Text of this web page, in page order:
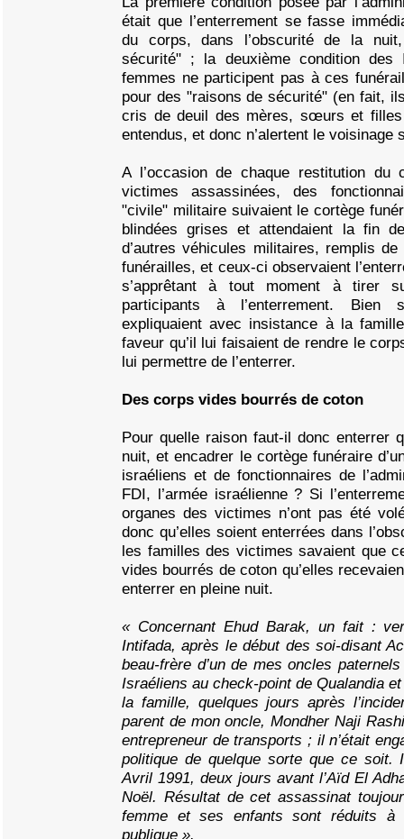
était que l’enterrement se fasse
du corps, dans l’obscurité de la
sécurité" ; la deuxième condition des
femmes ne participent pas à ces
pour des "raisons de sécurité" (en fait,
cris de deuil des mères, sœurs et
entendus, et donc n’alertent le voisinage
A l’occasion de chaque restitution du
victimes assassinées, des
"civile" militaire suivaient le cortège
blindées grises et attendaient la fin de
d’autres véhicules militaires, remplis
funérailles, et ceux-ci observaient
s’apprêtant à tout moment à tirer
participants à l’enterrement. Bien
expliquaient avec insistance à la
faveur qu’il lui faisaient de rendre le
lui permettre de l’enterrer.
Des corps vides bourrés de coton
Pour quelle raison faut-il donc enterrer
nuit, et encadrer le cortège funéraire
israéliens et de fonctionnaires de
FDI, l’armée israélienne ? Si
organes des victimes n’ont pas été
donc qu’elles soient enterrées dans
les familles des victimes savaient que
vides bourrés de coton qu’elles
enterrer en pleine nuit.
« Concernant Ehud Barak, un fait :
Intifada, après le début des soi-disant
beau-frère d’un de mes oncles
Israéliens au check-point de Qualandia
la famille, quelques jours après
parent de mon oncle, Mondher Naji
entrepreneur de transports ; il n’était
politique de quelque sorte que ce
Avril 1991, deux jours avant l’Aïd El
Noël. Résultat de cet assassinat
femme et ses enfants sont réduits à
publique ».